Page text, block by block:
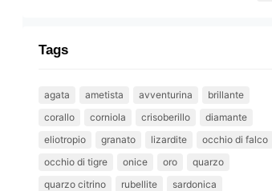
Tags
agata ametista avventurina
brillante
corallo
corniola crisoberillo
diamante
eliotropio
granato lizardite
occhio di falco
occhio di tigre
onice oro
quarzo
quarzo citrino
rubellite
sardonica